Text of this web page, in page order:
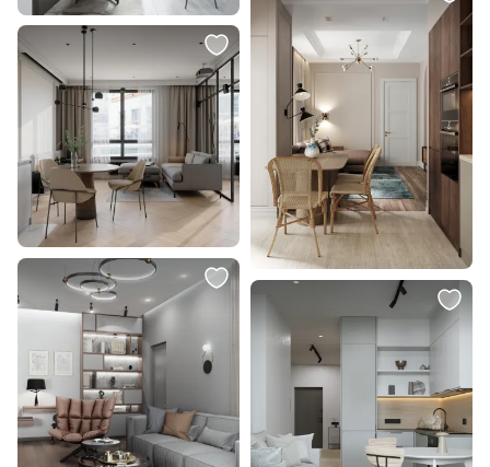
15 656 ₽
Торшер Lussole Марбл 60W E27
220V LSP-0643
В корзину
25 440 ₽
Подвесной светильник Velante
40W G9 359-003-08
В корзину
7 800 ₽ 21 790 ₽